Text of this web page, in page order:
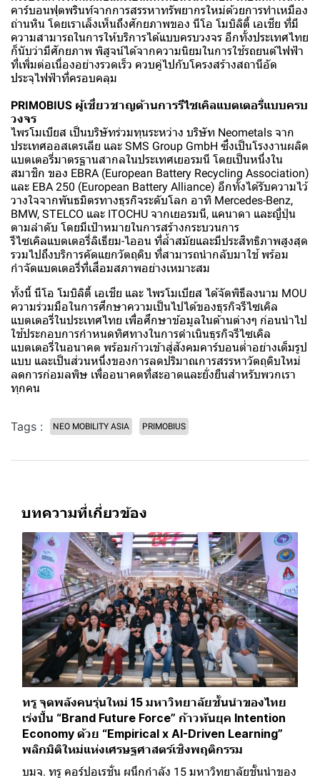
คาร์บอนฟุตพรินท์จากการสรรหาทรัพยากรใหม่ด้วยการทำเหมือง
ถ่านหิน โดยเราเล็งเห็นถึงศักยภาพของ นีโอ โมบิลิตี้ เอเชีย ที่มี
ความสามารถในการให้บริการได้แบบครบวงจร อีกทั้งประเทศไทย
ก็นับว่ามีศักยภาพ พิสูจน์ได้จากความนิยมในการใช้รถยนต์ไฟฟ้า
ที่เพิ่มต่อเนื่องอย่างรวดเร็ว ควบคู่ไปกับโครงสร้างสถานีอัด
ประจุไฟฟ้าที่ครอบคลุม
PRIMOBIUS ผู้เชี่ยวชาญด้านการรีไซเคิลแบตเตอรี่แบบครบ
วงจร
ไพรโมเบียส เป็นบริษัทร่วมทุนระหว่าง บริษัท Neometals จาก
ประเทศออสเตรเลีย และ SMS Group GmbH ซึ่งเป็นโรงงานผลิต
แบตเตอรี่มาตรฐานสากลในประเทศเยอรมนี โดยเป็นหนึ่งใน
สมาชิก ของ EBRA (European Battery Recycling Association)
และ EBA 250 (European Battery Alliance) อีกทั้งได้รับความไว้
วางใจจากพันธมิตรทางธุรกิจระดับโลก อาทิ Mercedes-Benz,
BMW, STELCO และ ITOCHU จากเยอรมนี, แคนาดา และญี่ปุ่น
ตามลำดับ โดยมีเป้าหมายในการสร้างกระบวนการ
รีไซเคิลแบตเตอรี่ลิเธียม-ไออน ที่ล้ำสมัยและมีประสิทธิภาพสูงสุด
รวมไปถึงบริการคัดแยกวัตถุดิบ ที่สามารถนำกลับมาใช้ พร้อม
กำจัดแบตเตอรี่ที่เสื่อมสภาพอย่างเหมาะสม
ทั้งนี้ นีโอ โมบิลิตี้ เอเชีย และ ไพรโมเบียส ได้จัดพิธีลงนาม MOU
ความร่วมมือในการศึกษาความเป็นไปได้ของธุรกิจรีไซเคิล
แบตเตอรี่ในประเทศไทย เพื่อศึกษาข้อมูลในด้านต่างๆ ก่อนนำไป
ใช้ประกอบการกำหนดทิศทางในการดำเนินธุรกิจรีไซเคิล
แบตเตอรี่ในอนาคต พร้อมก้าวเข้าสู่สังคมคาร์บอนต่ำอย่างเต็มรูป
แบบ และเป็นส่วนหนึ่งของการลดปริมาณการสรรหาวัตถุดิบใหม่
ลดการก่อมลพิษ เพื่ออนาคตที่สะอาดและยั่งยืนสำหรับพวกเรา
ทุกคน
Tags : NEO MOBILITY ASIA PRIMOBIUS
บทความที่เกี่ยวข้อง
ทรู จุดพลังคนรุ่นใหม่ 15 มหาวิทยาลัยชั้นนำของไทย
เร่งปั้น “Brand Future Force” ก้าวทันยุค Intention
Economy ด้วย “Empirical x AI-Driven Learning”
พลิกมิติใหม่แห่งเศรษฐศาสตร์เชิงพฤติกรรม
บมจ. ทรู คอร์ปอเรชั่น ผนึกกำลัง 15 มหาวิทยาลัยชั้นนำของ